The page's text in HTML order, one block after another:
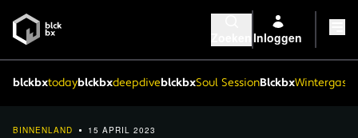
Inloggen
blckbxtodayblckbxdeepdiveblckbxSoul SessionBlckbx
BINNENLAND 15 APRIL 2023